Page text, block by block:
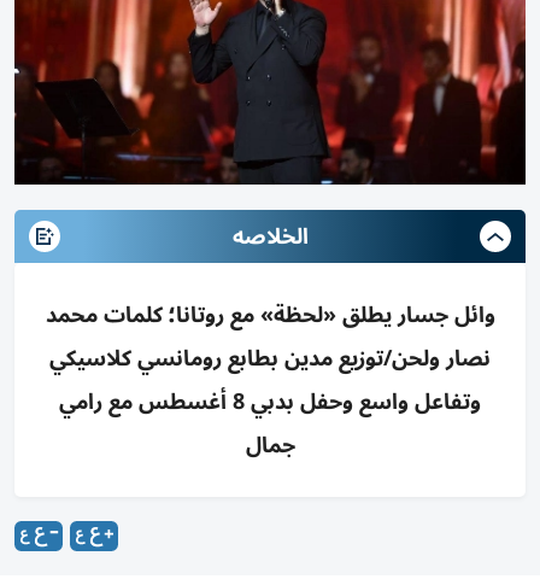
الخلاصه
وائل جسار يطلق «لحظة» مع روتانا؛ كلمات محمد
نصار ولحن/توزيع مدين بطابع رومانسي كلاسيكي
وتفاعل واسع وحفل بدبي 8 أغسطس مع رامي
جمال